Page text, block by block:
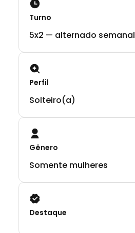
Turno
5x2 — alternado semanal
Perfil
Solteiro(a)
Gênero
Somente mulheres
Destaque